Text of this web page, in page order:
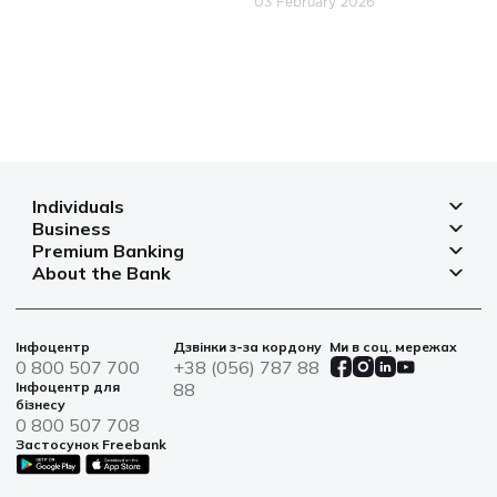
03 February 2026
Individuals
Deposits
Mortgage
Insurance
Loans
Business
Deposits for business
Small and micro businesses
Bills and payments
Solutions for agro
IT solutions
Premium Banking
Deposits
Payment cards
Bank safes
War bonds
Service centers
About the Bank
Financial reporting
Information for shareholders and stakeholders
News
Sustainable Development
Інфоцентр
0 800 507 700
Інфоцентр для
бізнесу
0 800 507 708
Дзвінки з-за кордону
+38 (056) 787 88
88
Ми в соц. мережах
Застосунок Freebank